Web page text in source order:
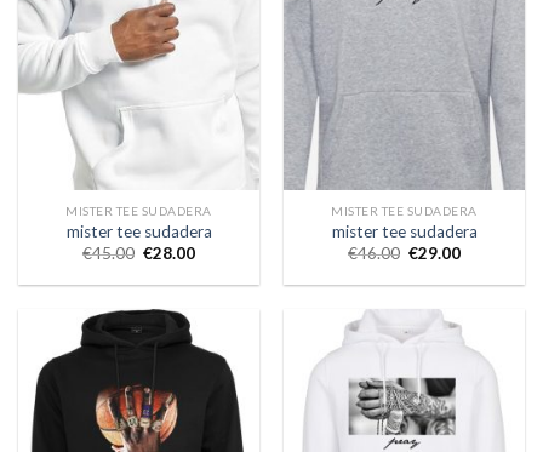
MISTER TEE SUDADERA
mister tee sudadera
€45.00 €28.00
MISTER TEE SUDADERA
mister tee sudadera
€46.00 €29.00